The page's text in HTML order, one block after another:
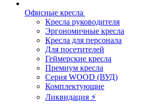
Офисные кресла
Кресла руководителя
Эргономичные кресла
Кресла для персонала
Для посетителей
Геймерские кресла
Премиум кресла
Серия WOOD (ВУД)
Комплектующие
Ликвидация ⚡